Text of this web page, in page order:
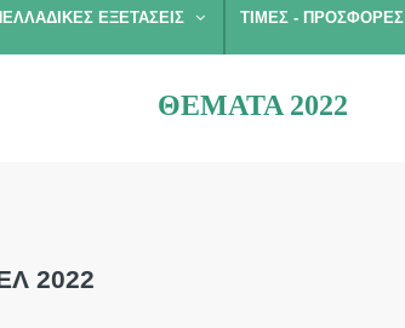
ΕΞΕΤΆΣΕΙΣ ΤΙΜΈΣ - ΠΡΟΣΦΟΡΈΣ
ΘΈΜΑΤΑ 2022
2022